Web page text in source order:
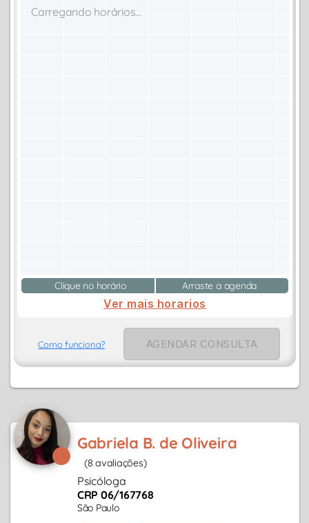
Carregando horários...
Clique no horário Arraste a agenda
Ver mais horarios
Como funciona? AGENDAR CONSULTA
Gabriela B. de Oliveira
(8 avaliações)
Psicóloga
CRP 06/167768
São Paulo